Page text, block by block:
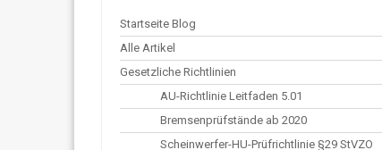
Startseite Blog
Alle Artikel
Gesetzliche Richtlinien
AU-Richtlinie Leitfaden 5.01
Bremsenprüfstände ab 2020
Scheinwerfer-HU-Prüfrichtlinie §29 StVZO